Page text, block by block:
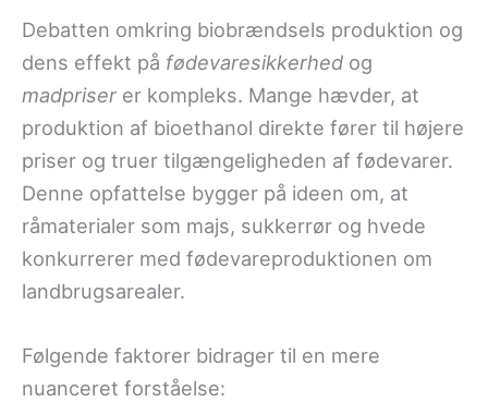
Debatten omkring biobrændsels produktion og
dens effekt på fødevaresikkerhed og
madpriser er kompleks. Mange hævder, at
produktion af bioethanol direkte fører til højere
priser og truer tilgængeligheden af fødevarer.
Denne opfattelse bygger på ideen om, at
råmaterialer som majs, sukkerrør og hvede
konkurrerer med fødevareproduktionen om
landbrugsarealer.
Følgende faktorer bidrager til en mere
nuanceret forståelse: